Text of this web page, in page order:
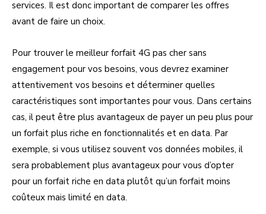
services. Il est donc important de comparer les offres
avant de faire un choix.
Pour trouver le meilleur forfait 4G pas cher sans
engagement pour vos besoins, vous devrez examiner
attentivement vos besoins et déterminer quelles
caractéristiques sont importantes pour vous. Dans certains
cas, il peut être plus avantageux de payer un peu plus pour
un forfait plus riche en fonctionnalités et en data. Par
exemple, si vous utilisez souvent vos données mobiles, il
sera probablement plus avantageux pour vous d’opter
pour un forfait riche en data plutôt qu’un forfait moins
coûteux mais limité en data.